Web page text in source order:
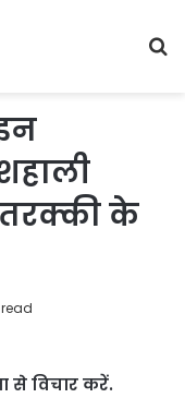
के
से विचार करें.